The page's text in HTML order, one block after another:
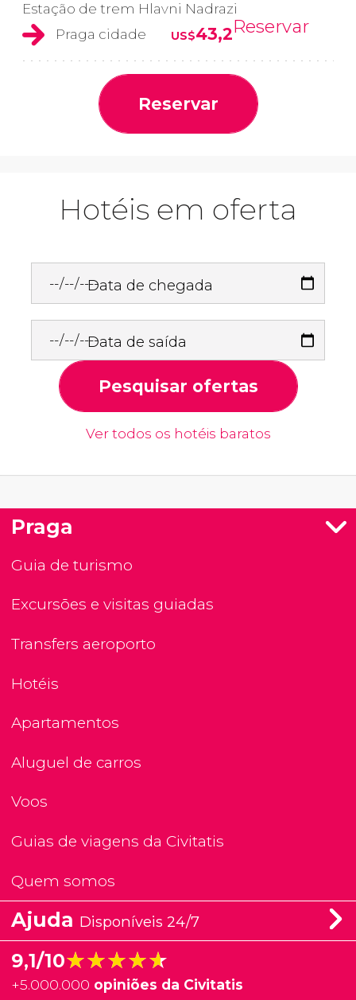
Estação de trem Hlavni Nadrazi
Praga cidade
US$43,2Reservar
Reservar
Hotéis em oferta
Data de chegada
Data de saída
Pesquisar ofertas
Ver todos os hotéis baratos
Praga
Guia de turismo
Excursões e visitas guiadas
Transfers aeroporto
Hotéis
Apartamentos
Aluguel de carros
Voos
Guias de viagens da Civitatis
Quem somos
Ajuda Disponíveis 24/7
9,1/10★★★★★
★★★★★
+5.000.000 opiniões da Civitatis